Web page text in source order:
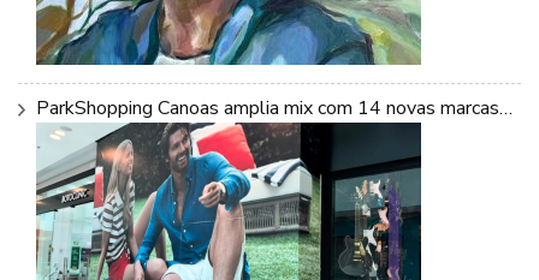
ParkShopping Canoas amplia mix com 14 novas marcas…